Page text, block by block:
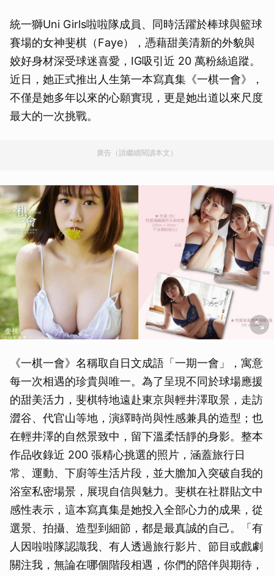
統一獅Uni Girls啦啦隊成員、同時活躍於棒球與籃球
賽場的女神斐棋（Faye），憑藉甜美清新的外貌與
姣好身材深受球迷喜愛，IG吸引近 20 萬粉絲追蹤。
近日，她正式推出人生第一本寫真集《一棋一會》，
不僅是她多年以來的心願實現，更是她出道以來尺度
最大的一次挑戰。
廣告（請繼續閱讀本文）
《一棋一會》名稱取自日文成語「一期一會」，寓意
每一次相遇的珍貴與唯一。為了呈現不同於球場應援
的甜美活力，斐棋特地遠赴東京與輕井澤取景，走訪
澀谷、代官山等地，演繹時尚與性感兼具的造型；也
在輕井澤的自然景致中，留下溫柔恬靜的身影。整本
作品收錄近 200 張精心挑選的照片，涵蓋旅行日
常、運動、下廚等生活片段，並大膽加入突破自我的
浴室私密場景，展現自信與魅力。斐棋在社群貼文中
感性表示，這本寫真集是她投入全部心力的成果，從
選景、拍攝、造型到細節，都是最真誠的自己。「有
人因啦啦隊認識我、有人透過旅行影片、節目或戲劇
關注我，無論在哪個階段相遇，你們的陪伴與期待，